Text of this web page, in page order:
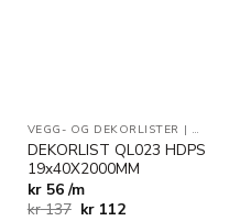
VEGG- OG DEKORLISTER | DEKOR
DEKORLIST QL023 HDPS
19x40X2000MM
kr 56 /m
kr137 Opprinnelig
kr112Nåværende